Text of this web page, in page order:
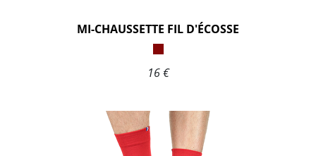
MI-CHAUSSETTE FIL D'ÉCOSSE
16 €